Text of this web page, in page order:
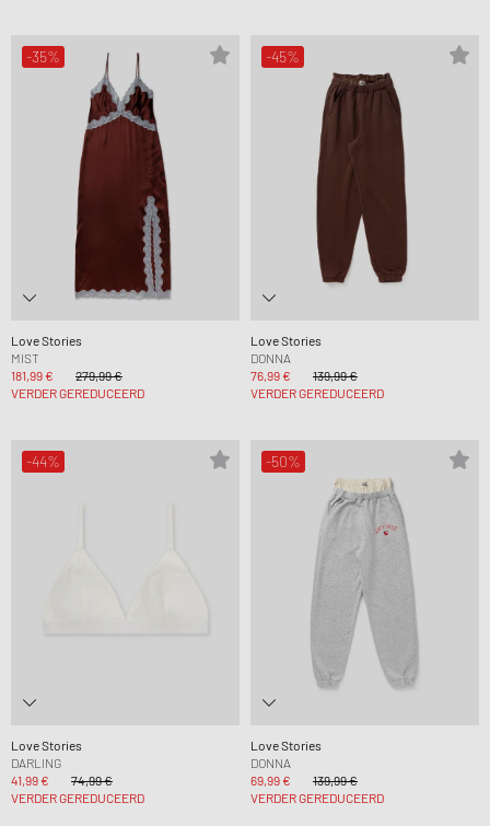
-35%
Love Stories
MIST
181,99 €
279,99 €
VERDER GEREDUCEERD
-45%
Love Stories
DONNA
76,99 €
139,99 €
VERDER GEREDUCEERD
-44%
Love Stories
DARLING
41,99 €
74,99 €
VERDER GEREDUCEERD
-50%
Love Stories
DONNA
69,99 €
139,99 €
VERDER GEREDUCEERD